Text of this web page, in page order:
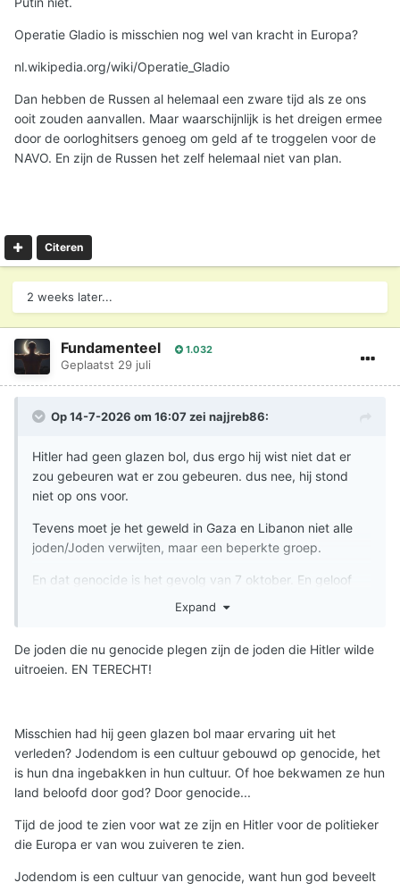
Operatie Gladio is misschien nog wel van kracht in Europa?
nl.wikipedia.org/wiki/Operatie_Gladio
Dan hebben de Russen al helemaal een zware tijd als ze ons
ooit zouden aanvallen. Maar waarschijnlijk is het dreigen ermee
door de oorloghitsers genoeg om geld af te troggelen voor de
NAVO. En zijn de Russen het zelf helemaal niet van plan.
Citeren
2 weeks later...
Fundamenteel 1.032
Geplaatst 29 juli
Op 14-7-2026 om 16:07 zei najjreb86:
Hitler had geen glazen bol, dus ergo hij wist niet dat er
zou gebeuren wat er zou gebeuren. dus nee, hij stond
niet op ons voor.
Tevens moet je het geweld in Gaza en Libanon niet alle
joden/Joden verwijten, maar een beperkte groep.
En dat genocide is het gevolg van 7 oktober. En geloof
me, ik heb de beelden gezien en het zijn de ergste
beelden die ik ooit heb gezien. Daar kan een bom gooien
7oktober deden dit wel. Ik heb iemand door midden
gesneden zien worden. Nogmaals, daar kan een
Of het genocide is, is overigens maar de vraag. Ik vind
dat een woordspelletje. Het is gruwelijk genoeg, 80.000
mensen vermoorden. Maar dit doen bepaalden idioten, en
niet de joden.
Hitler vergoeilijken? Dan ben je echt extreem ver qua
antisemitisme.
Expand
De joden die nu genocide plegen zijn de joden die Hitler wilde
uitroeien. EN TERECHT!
Misschien had hij geen glazen bol maar ervaring uit het
verleden? Jodendom is een cultuur gebouwd op genocide, het
is hun dna ingebakken in hun cultuur. Of hoe bekwamen ze hun
land beloofd door god? Door genocide...
Tijd de jood te zien voor wat ze zijn en Hitler voor de politieker
die Europa er van wou zuiveren te zien.
Jodendom is een cultuur van genocide, want hun god beveelt